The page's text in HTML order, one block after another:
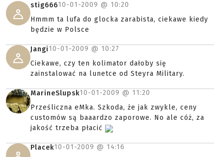
stig66610-01-2009 @ 10:20
Hmmm ta lufa do glocka zarabista, ciekawe kiedy
będzie w Polsce
Jangi10-01-2009 @ 10:27
Ciekawe, czy ten kolimator dałoby się
zainstalować na lunetce od Steyra Military.
MarineSlupsk10-01-2009 @ 11:20
Prześliczna eMka. Szkoda, że jak zwykle, ceny
customów są baaardzo zaporowe. No ale cóż, za
jakość trzeba płacić
Placek10-01-2009 @ 14:16